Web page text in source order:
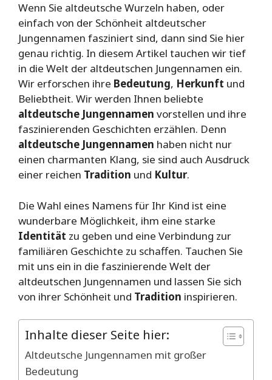
Wenn Sie altdeutsche Wurzeln haben, oder
einfach von der Schönheit altdeutscher
Jungennamen fasziniert sind, dann sind Sie hier
genau richtig. In diesem Artikel tauchen wir tief
in die Welt der altdeutschen Jungennamen ein.
Wir erforschen ihre Bedeutung, Herkunft und
Beliebtheit. Wir werden Ihnen beliebte
altdeutsche Jungennamen vorstellen und ihre
faszinierenden Geschichten erzählen. Denn
altdeutsche Jungennamen haben nicht nur
einen charmanten Klang, sie sind auch Ausdruck
einer reichen Tradition und Kultur.
Die Wahl eines Namens für Ihr Kind ist eine
wunderbare Möglichkeit, ihm eine starke
Identität zu geben und eine Verbindung zur
familiären Geschichte zu schaffen. Tauchen Sie
mit uns ein in die faszinierende Welt der
altdeutschen Jungennamen und lassen Sie sich
von ihrer Schönheit und Tradition inspirieren.
Inhalte dieser Seite hier:
Altdeutsche Jungennamen mit großer
Bedeutung